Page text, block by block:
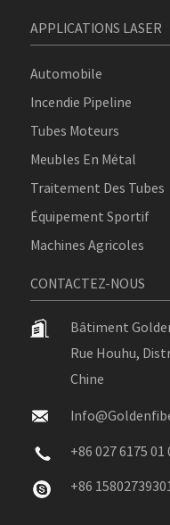
APPLICATIONS LASER
Automobile
Incendie Pipeline
Tubes Moteurs
Meubles En Métal
Traitement Des Tubes
Équipement Sportif
Machines Agricoles
CONTACTEZ-NOUS
Bâtiment
Rue Houhu,
Chine
+86 027 6175 01
+86